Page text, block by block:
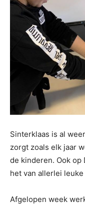
Sinterklaas is al
zorgt zoals elk jaar
de kinderen. Ook op
het van allerlei
Afgelopen week